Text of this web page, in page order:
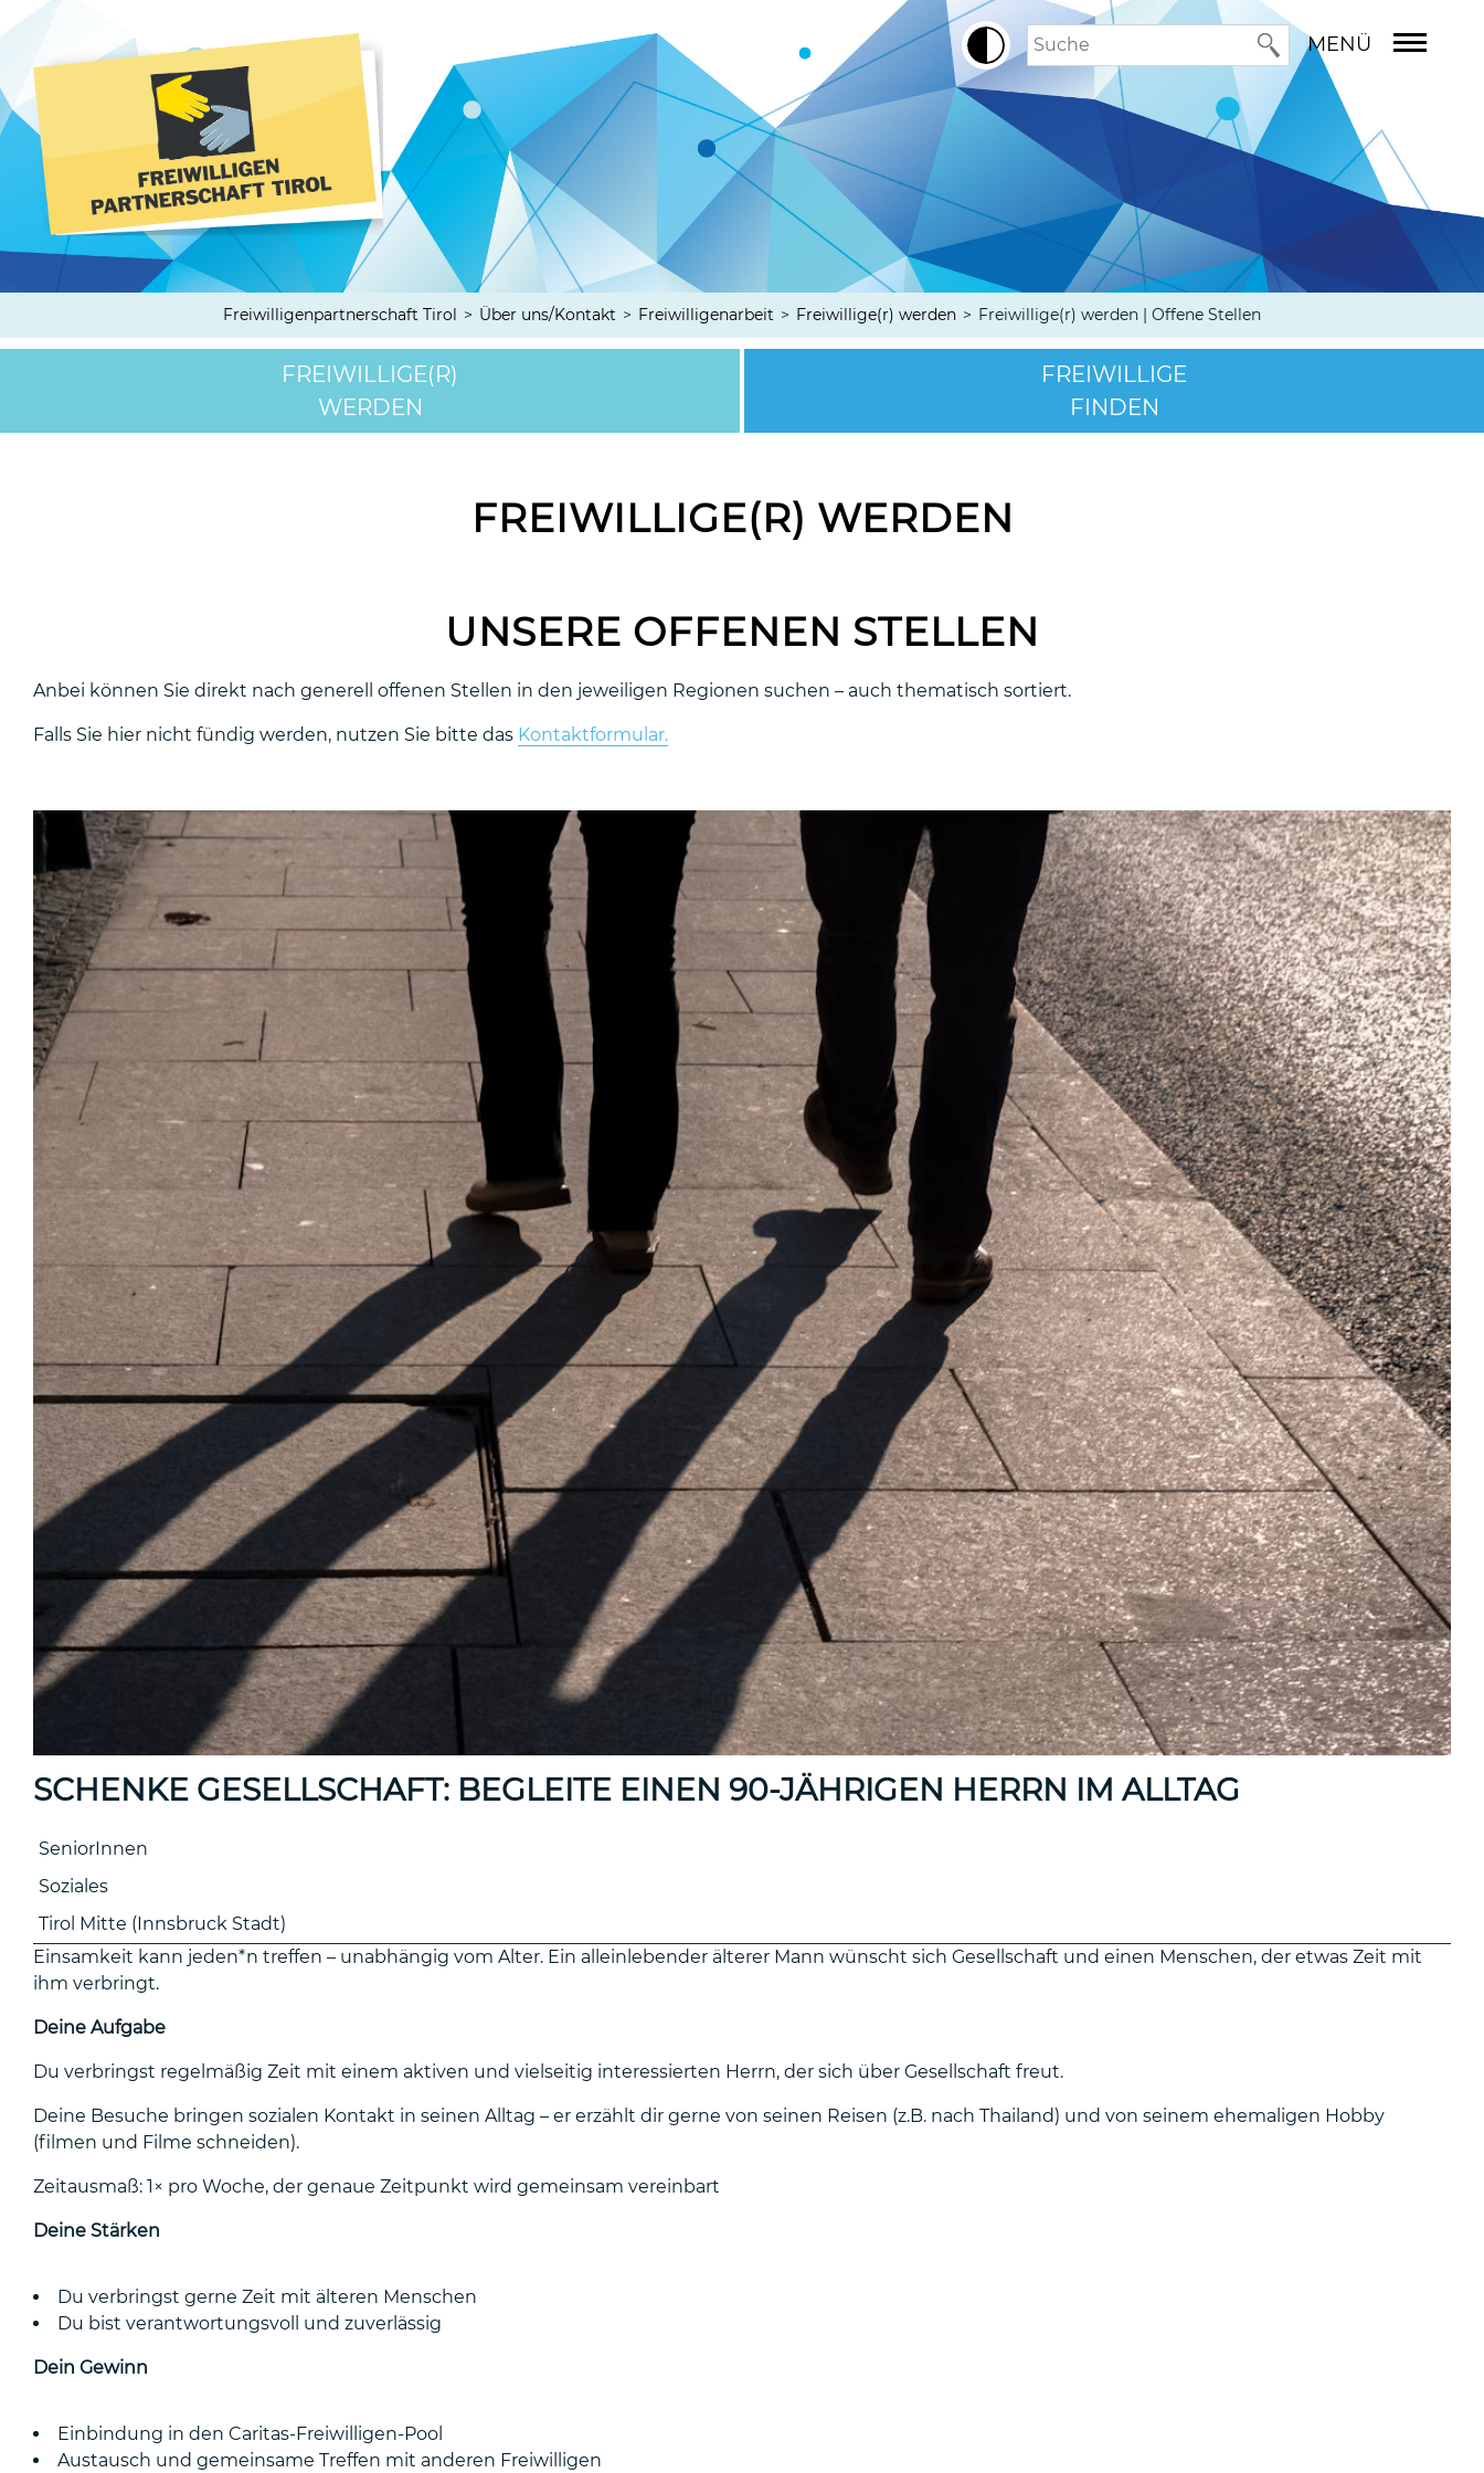
MENÜ
Freiwilligenpartnerschaft Tirol > Über uns/Kontakt > Freiwilligenarbeit > Freiwillige(r) werden > Freiwillige(r) werden | Offene Stellen
FREIWILLIGE(R)
WERDEN
FREIWILLIGE
FINDEN
FREIWILLIGE(R) WERDEN
UNSERE OFFENEN STELLEN
Anbei können Sie direkt nach generell offenen Stellen in den jeweiligen Regionen suchen – auch thematisch sortiert.
Falls Sie hier nicht fündig werden, nutzen Sie bitte das Kontaktformular.
SCHENKE GESELLSCHAFT: BEGLEITE EINEN 90-JÄHRIGEN HERRN IM ALLTAG
SeniorInnen
Soziales
Tirol Mitte (Innsbruck Stadt)
Einsamkeit kann jeden*n treffen – unabhängig vom Alter. Ein alleinlebender älterer Mann wünscht sich Gesellschaft und einen Menschen, der etwas Zeit mit
ihm verbringt.
Deine Aufgabe
Du verbringst regelmäßig Zeit mit einem aktiven und vielseitig interessierten Herrn, der sich über Gesellschaft freut.
Deine Besuche bringen sozialen Kontakt in seinen Alltag – er erzählt dir gerne von seinen Reisen (z.B. nach Thailand) und von seinem ehemaligen Hobby
(filmen und Filme schneiden).
Zeitausmaß: 1× pro Woche, der genaue Zeitpunkt wird gemeinsam vereinbart
Deine Stärken
Du verbringst gerne Zeit mit älteren Menschen
Du bist verantwortungsvoll und zuverlässig
Dein Gewinn
Einbindung in den Caritas-Freiwilligen-Pool
Austausch und gemeinsame Treffen mit anderen Freiwilligen